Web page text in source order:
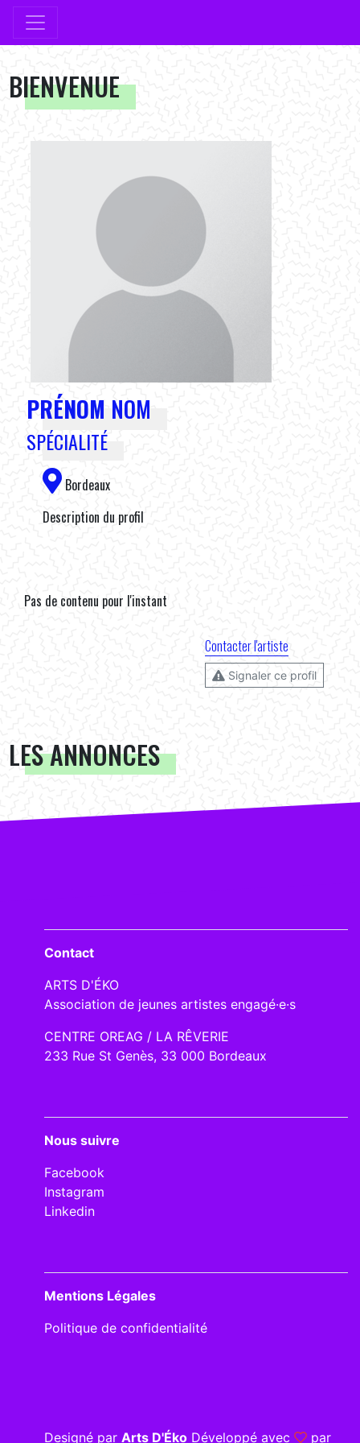
BIENVENUE
PRÉNOM NOM
SPÉCIALITÉ
Bordeaux
Description du profil
Pas de contenu pour l'instant
Contacter l'artiste
Signaler ce profil
LES ANNONCES
Contact
ARTS D'ÉKO
Association de jeunes artistes engagé·e·s
CENTRE OREAG / LA RÊVERIE
233 Rue St Genès, 33 000 Bordeaux
Nous suivre
Facebook
Instagram
Linkedin
Mentions Légales
Politique de confidentialité
Designé par Arts D'Éko Développé avec par